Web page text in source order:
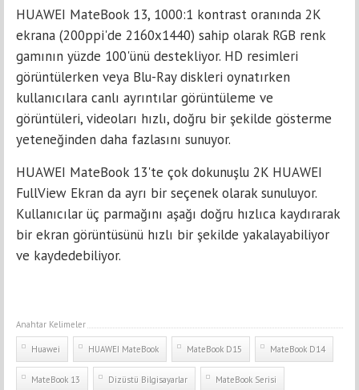
HUAWEI MateBook 13, 1000:1 kontrast oranında 2K
ekrana (200ppi'de 2160x1440) sahip olarak RGB renk
gamının yüzde 100'ünü destekliyor. HD resimleri
görüntülerken veya Blu-Ray diskleri oynatırken
kullanıcılara canlı ayrıntılar görüntüleme ve
görüntüleri, videoları hızlı, doğru bir şekilde gösterme
yeteneğinden daha fazlasını sunuyor.
HUAWEI MateBook 13'te çok dokunuşlu 2K HUAWEI
FullView Ekran da ayrı bir seçenek olarak sunuluyor.
Kullanıcılar üç parmağını aşağı doğru hızlıca kaydırarak
bir ekran görüntüsünü hızlı bir şekilde yakalayabiliyor
ve kaydedebiliyor.
Anahtar Kelimeler
Huawei HUAWEI MateBook MateBook D15 MateBook D14
MateBook 13 Dizüstü Bilgisayarlar MateBook Serisi